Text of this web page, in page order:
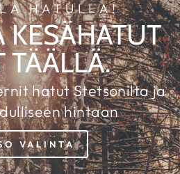
HATULLA!
KESÄHATUT
TÄÄLLÄ.
hatut Stetsonilta ja
hintaan
VALINTA